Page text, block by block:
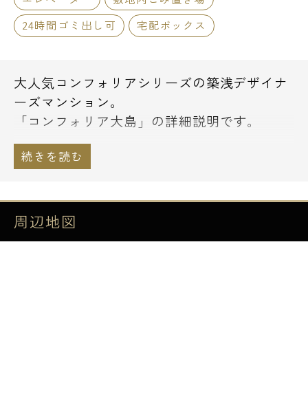
24時間ゴミ出し可
宅配ボックス
大人気コンフォリアシリーズの築浅デザイナ
ーズマンション。
「コンフォリア大島」の詳細説明です。
都営新宿線の大島駅徒歩3分の好立地。
鉄筋コンクリート造の地上13階建てとに総戸
数約100戸の大型物件です。
お部屋は1K中心の間取りですが広さもあり大
周辺地図